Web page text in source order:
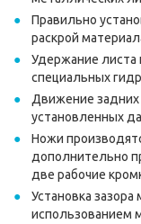
Правильно
раскрой
Удержание листа
специальных
Движение
установленных
Ножи
дополнительно
две рабочие
Установка
использованием